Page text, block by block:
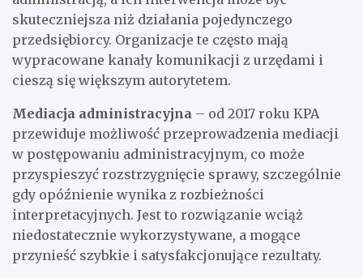
skuteczniejsza niż działania pojedynczego
przedsiębiorcy. Organizacje te często mają
wypracowane kanały komunikacji z urzędami i
cieszą się większym autorytetem.
Mediacja administracyjna – od 2017 roku KPA
przewiduje możliwość przeprowadzenia mediacji
w postępowaniu administracyjnym, co może
przyspieszyć rozstrzygnięcie sprawy, szczególnie
gdy opóźnienie wynika z rozbieżności
interpretacyjnych. Jest to rozwiązanie wciąż
niedostatecznie wykorzystywane, a mogące
przynieść szybkie i satysfakcjonujące rezultaty.